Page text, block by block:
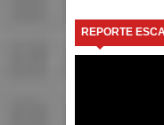
REPORTE